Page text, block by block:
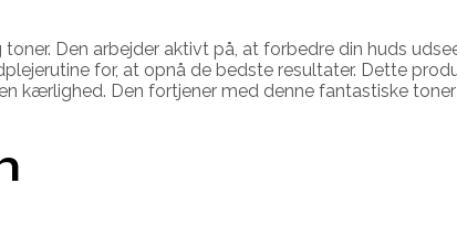
Den arbejder aktivt på, at forbedre din huds
for, at opnå de bedste resultater. Dette
kærlighed. Den fortjener med denne fantastiske toner